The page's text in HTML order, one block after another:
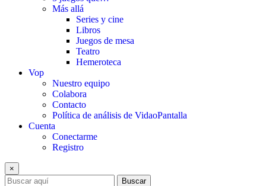
Más allá
Series y cine
Libros
Juegos de mesa
Teatro
Hemeroteca
Vop
Nuestro equipo
Colabora
Contacto
Política de análisis de VidaoPantalla
Cuenta
Conectarme
Registro
×
Buscar